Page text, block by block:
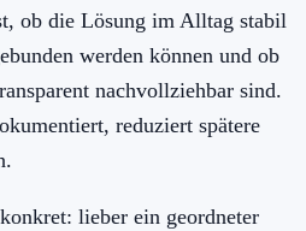
ob die Lösung im Alltag stabil
werden können und ob
nachvollziehbar sind.
reduziert spätere
lieber ein geordneter